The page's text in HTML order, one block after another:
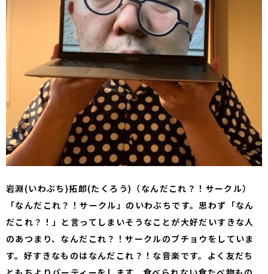
岩淵(いわぶち)拓郎(たくろう)（なんだこれ？！サークル）
「なんだこれ？！サークル」のいわぶちです。思わず「なん
だこれ？！」と言ってしまいそうなことが大好だいすきな人
のあつまり、なんだこれ？！サークルのブチョウをしていま
す。好すきなものはなんだこれ？！な音楽です。よく友だち